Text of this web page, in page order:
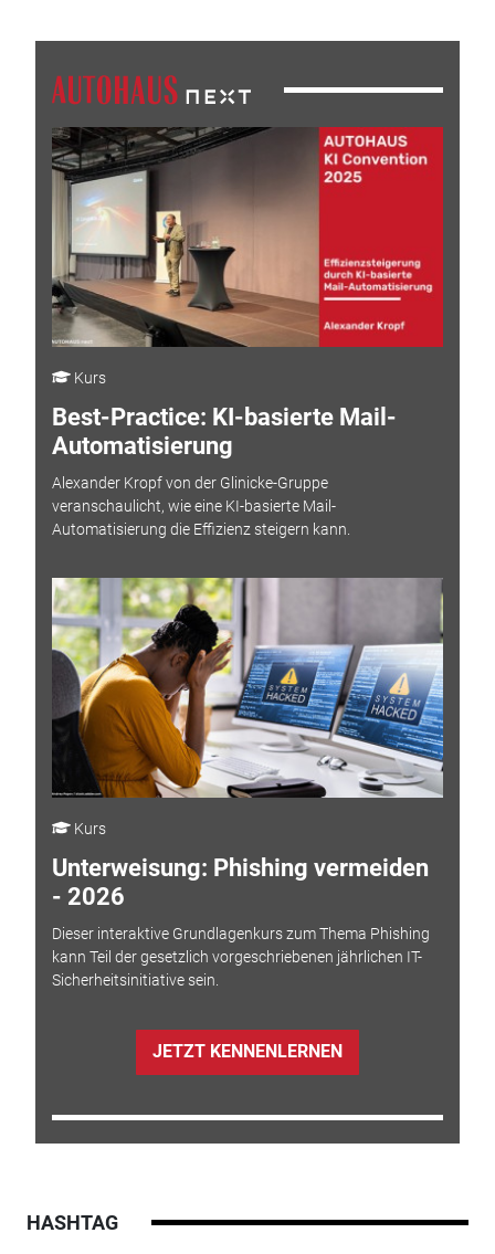
Kurs
Best-Practice: KI-basierte Mail-
Automatisierung
Alexander Kropf von der Glinicke-Gruppe
veranschaulicht, wie eine KI-basierte Mail-
Automatisierung die Effizienz steigern kann.
Kurs
Unterweisung: Phishing vermeiden
- 2026
Dieser interaktive Grundlagenkurs zum Thema Phishing
kann Teil der gesetzlich vorgeschriebenen jährlichen IT-
Sicherheitsinitiative sein.
JETZT KENNENLERNEN
HASHTAG